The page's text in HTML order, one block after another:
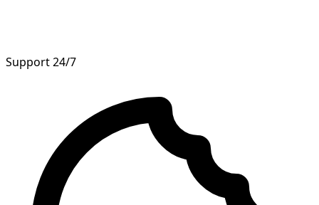
Support 24/7